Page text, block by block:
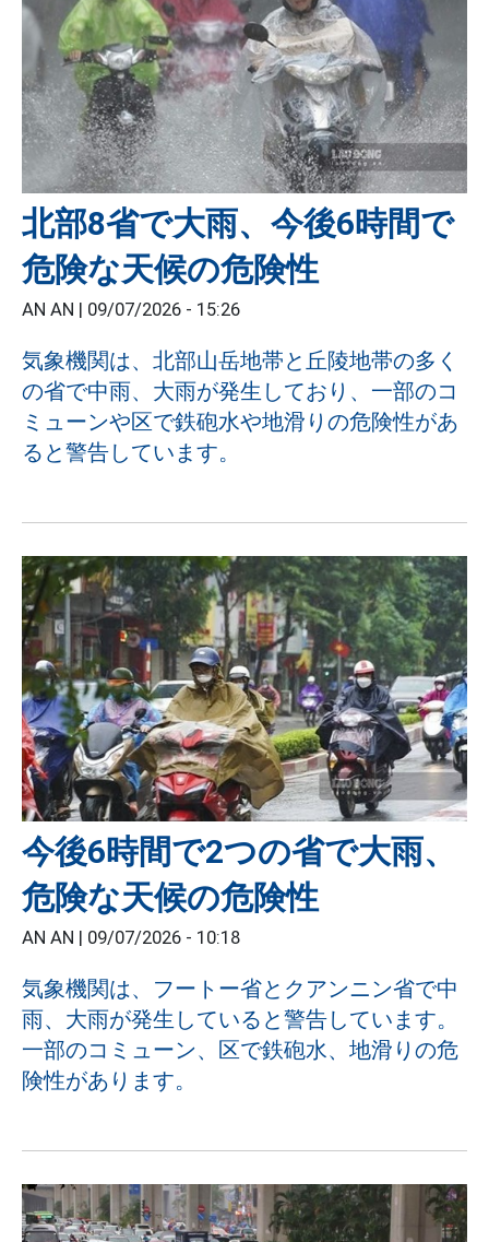
北部8省で大雨、今後6時間で
危険な天候の危険性
AN AN | 09/07/2026 - 15:26
気象機関は、北部山岳地帯と丘陵地帯の多く
の省で中雨、大雨が発生しており、一部のコ
ミューンや区で鉄砲水や地滑りの危険性があ
ると警告しています。
今後6時間で2つの省で大雨、
危険な天候の危険性
AN AN | 09/07/2026 - 10:18
気象機関は、フートー省とクアンニン省で中
雨、大雨が発生していると警告しています。
一部のコミューン、区で鉄砲水、地滑りの危
険性があります。